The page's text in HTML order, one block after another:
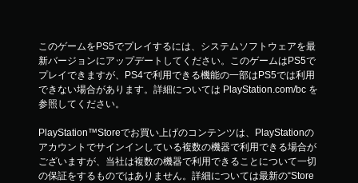
このゲームをPS5でプレイするには、システムソフトウェアを最
新バージョンにアップデートしてください。このゲームはPS5で
プレイできますが、PS4で利用できる機能の一部はPS5では利用
できない場合があります。詳細については PlayStation.com/bc を
参照してください。
PlayStation™Storeでお買い上げのコンテンツは、PlayStationの
アカウントでサインインしている複数の機器で利用できる場合が
ございますが、当社は複数の機器で利用できることについて一切
の保証をするものではありません。詳細については最新の“Store